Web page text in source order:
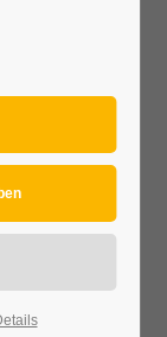
Eisenstadt,